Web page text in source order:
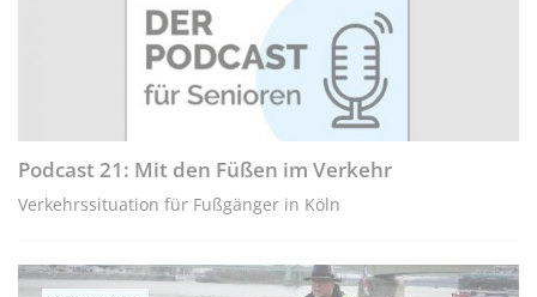
Podcast 21: Mit den Füßen im Verkehr
Verkehrssituation für Fußgänger in Köln